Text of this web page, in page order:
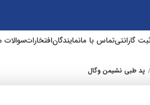
گارانتیتماس با مانمایندگانافتخاراتسوالات
پد طبی نشیمن وگال